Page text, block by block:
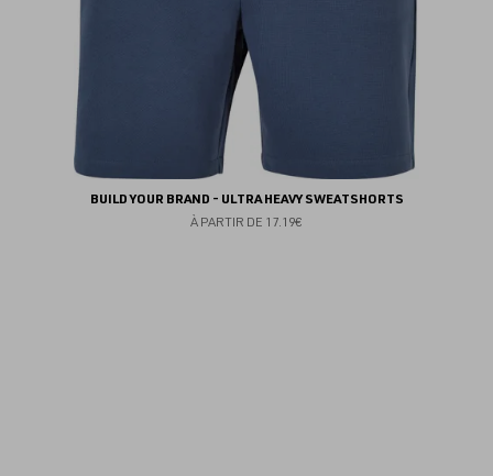
BUILD YOUR BRAND - ULTRA HEAVY SWEATSHORTS
À PARTIR DE 17.19€